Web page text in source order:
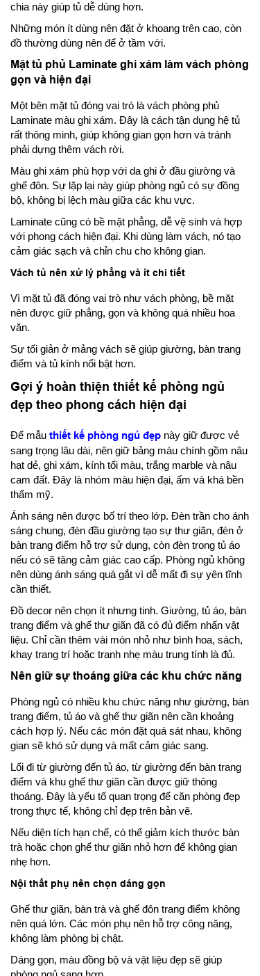
chia này giúp tủ dễ dùng hơn.
Những món ít dùng nên đặt ở khoang trên cao, còn
đồ thường dùng nên để ở tầm với.
Mặt tủ phủ Laminate ghi xám làm vách phòng
gọn và hiện đại
Một bên mặt tủ đóng vai trò là vách phòng phủ
Laminate màu ghi xám. Đây là cách tận dụng hệ tủ
rất thông minh, giúp không gian gọn hơn và tránh
phải dựng thêm vách rời.
Màu ghi xám phù hợp với da ghi ở đầu giường và
ghế đôn. Sự lặp lại này giúp phòng ngủ có sự đồng
bộ, không bị lệch màu giữa các khu vực.
Laminate cũng có bề mặt phẳng, dễ vệ sinh và hợp
với phong cách hiện đại. Khi dùng làm vách, nó tạo
cảm giác sạch và chỉn chu cho không gian.
Vách tủ nên xử lý phẳng và ít chi tiết
Vì mặt tủ đã đóng vai trò như vách phòng, bề mặt
nên được giữ phẳng, gọn và không quá nhiều hoa
văn.
Sự tối giản ở mảng vách sẽ giúp giường, bàn trang
điểm và tủ kính nổi bật hơn.
Gợi ý hoàn thiện thiết kế phòng ngủ
đẹp theo phong cách hiện đại
Để mẫu thiết kế phòng ngủ đẹp này giữ được vẻ
sang trọng lâu dài, nên giữ bảng màu chính gồm nâu
hạt dẻ, ghi xám, kính tối màu, trắng marble và nâu
cam đất. Đây là nhóm màu hiện đại, ấm và khá bền
thẩm mỹ.
Ánh sáng nên được bố trí theo lớp. Đèn trần cho ánh
sáng chung, đèn đầu giường tạo sự thư giãn, đèn ở
bàn trang điểm hỗ trợ sử dụng, còn đèn trong tủ áo
nếu có sẽ tăng cảm giác cao cấp. Phòng ngủ không
nên dùng ánh sáng quá gắt vì dễ mất đi sự yên tĩnh
cần thiết.
Đồ decor nên chọn ít nhưng tinh. Giường, tủ áo, bàn
trang điểm và ghế thư giãn đã có đủ điểm nhấn vật
liệu. Chỉ cần thêm vài món nhỏ như bình hoa, sách,
khay trang trí hoặc tranh nhẹ màu trung tính là đủ.
Nên giữ sự thoáng giữa các khu chức năng
Phòng ngủ có nhiều khu chức năng như giường, bàn
trang điểm, tủ áo và ghế thư giãn nên cần khoảng
cách hợp lý. Nếu các món đặt quá sát nhau, không
gian sẽ khó sử dụng và mất cảm giác sang.
Lối đi từ giường đến tủ áo, từ giường đến bàn trang
điểm và khu ghế thư giãn cần được giữ thông
thoáng. Đây là yếu tố quan trọng để căn phòng đẹp
trong thực tế, không chỉ đẹp trên bản vẽ.
Nếu diện tích hạn chế, có thể giảm kích thước bàn
trà hoặc chọn ghế thư giãn nhỏ hơn để không gian
nhẹ hơn.
Nội thất phụ nên chọn dáng gọn
Ghế thư giãn, bàn trà và ghế đôn trang điểm không
nên quá lớn. Các món phụ nên hỗ trợ công năng,
không làm phòng bị chật.
Dáng gọn, màu đồng bộ và vật liệu đẹp sẽ giúp